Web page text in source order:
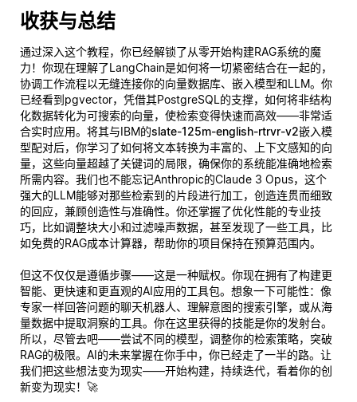
收获与总结
通过深入这个教程，你已经解锁了从零开始构建RAG系统的魔
力！你现在理解了LangChain是如何将一切紧密结合在一起的，
协调工作流程以无缝连接你的向量数据库、嵌入模型和LLM。你
已经看到pgvector，凭借其PostgreSQL的支撑，如何将非结构
化数据转化为可搜索的向量，使检索变得快速而高效——非常适
合实时应用。将其与IBM的slate-125m-english-rtrvr-v2嵌入模
型配对后，你学习了如何将文本转换为丰富的、上下文感知的向
量，这些向量超越了关键词的局限，确保你的系统能准确地检索
所需内容。我们也不能忘记Anthropic的Claude 3 Opus，这个
强大的LLM能够对那些检索到的片段进行加工，创造连贯而细致
的回应，兼顾创造性与准确性。你还掌握了优化性能的专业技
巧，比如调整块大小和过滤噪声数据，甚至发现了一些工具，比
如免费的RAG成本计算器，帮助你的项目保持在预算范围内。
但这不仅仅是遵循步骤——这是一种赋权。你现在拥有了构建更
智能、更快速和更直观的AI应用的工具包。想象一下可能性：像
专家一样回答问题的聊天机器人、 理解意图的搜索引擎，或从海
量数据中提取洞察的工具。你在这里获得的技能是你的发射台。
所以，尽管去吧——尝试不同的模型，调整你的检索策略，突破
RAG的极限。AI的未来掌握在你手中，你已经走了一半的路。让
我们把这些想法变为现实——开始构建，持续迭代，看着你的创
新变为现实！🚀